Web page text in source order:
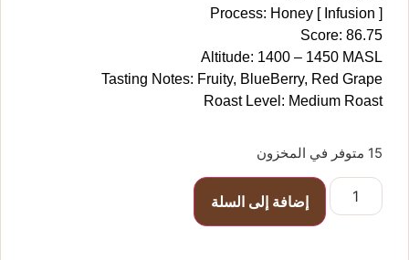
Process: Honey [ Infusion ]
Score: 86.75
Altitude: 1400 – 1450 MASL
Tasting Notes: Fruity, BlueBerry, Red Grape
Roast Level: Medium Roast
15 متوفر في المخزون
إضافة إلى السلة